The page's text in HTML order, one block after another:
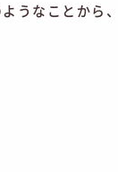
うなことから、